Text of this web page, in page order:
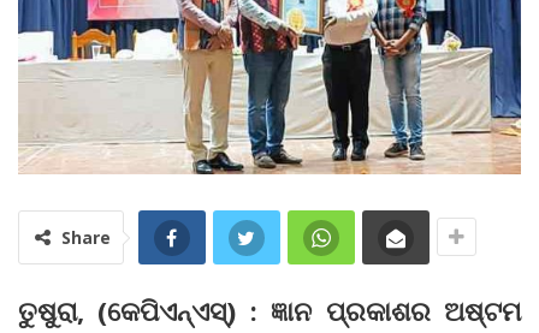
Share
ତୁଷୁରା, (କେପିଏନ୍‌ଏସ୍‌) : ଜ୍ଞାନ ପ୍ରକାଶର ଅଷ୍ଟମ